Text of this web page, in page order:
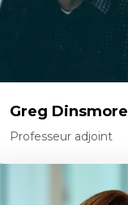
Greg Dinsmore
Professeur adjoint